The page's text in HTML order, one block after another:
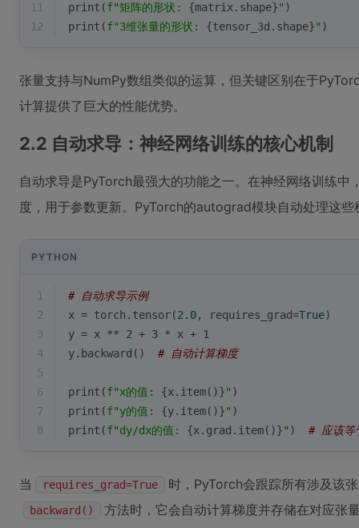
11
print (f"矩阵的形状: {matrix.shape}" )
12
print (f"3维张量的形状: {tensor_3d.shape}" )
张量支持与NumPy数组类似的运算，但关键区别在于
计算提供了巨大的性能优势。
2.2 自动求导：神经网络训练的核心机制
自动求导是PyTorch最强大的功能之一。在神经网络训练中
度，用于参数更新。PyTorch的autograd模块自动处理这些
PYTHON
1
# 自动求导示例
2
x = torch.tensor(2.0, requires_grad=True)
3
y = x ** 2 + 3 * x + 1
4
y.backward() # 自动计算梯度
5
6
print (f"x的值: {x.item()}" )
7
print (f"y的值: {y.item()}" )
8
print (f"dy/dx的值: {x.grad.item()}" ) # 应该
当 requires_grad=True 时，PyTorch会跟踪所有涉及该
backward() 方法时，它会自动计算梯度并存储在对应张